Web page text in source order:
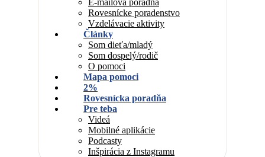
E-mailová poradňa
Rovesnícke poradenstvo
Vzdelávacie aktivity
Články
Som dieťa/mladý
Som dospelý/rodič
O pomoci
Mapa pomoci
2%
Rovesnícka poradňa
Pre teba
Videá
Mobilné aplikácie
Podcasty
Inšpirácia z Instagramu